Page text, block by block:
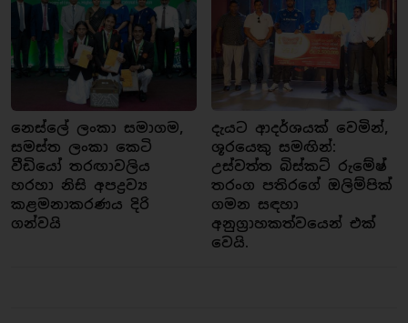
නෙස්ලේ ලංකා සමාගම,
සමස්ත ලංකා කෙටි
වීඩියෝ තරඟාවලිය
හරහා නිසි අපද්‍රව්‍ය
කළමනාකරණය දිරි
ගන්වයි
දැයට ආදර්ශයක් වෙමින්,
ශූරයෙකු සමඟින්:
උස්වත්ත බිස්කට් රුමේෂ්
තරංග පතිරගේ ඔලිම්පික්
ගමන සඳහා
අනුග්‍රාහකත්වයෙන් එක්
වෙයි.